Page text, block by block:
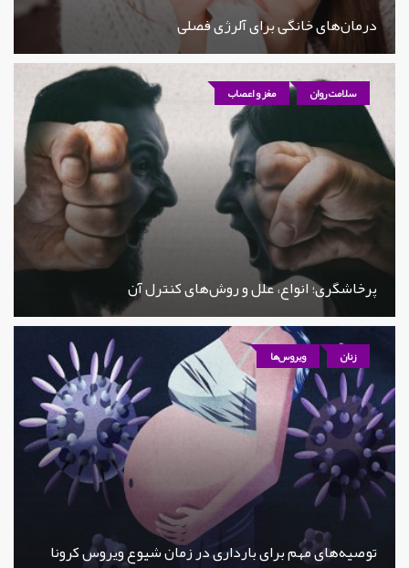
درمان‌های خانگی برای آلرژی فصلی
سلامت روان مغز و اعصاب
پرخاشگری؛ انواع، علل و روش‌های کنترل آن
زنان ویروس‌ها
توصیه‌های مهم برای بارداری در زمان شیوع ویروس کرونا